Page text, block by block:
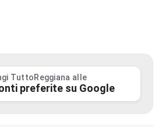
TuttoReggiana alle
preferite su Google